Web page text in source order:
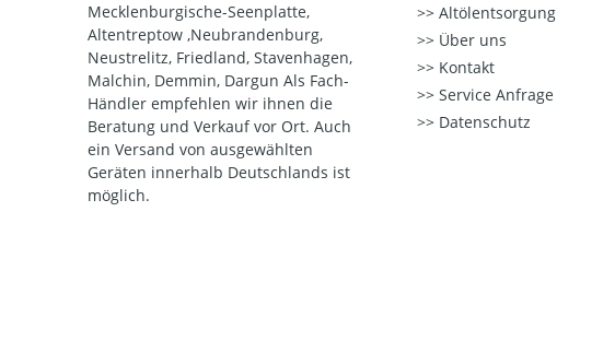
Mecklenburgische-Seenplatte,
Altentreptow ,Neubrandenburg,
Neustrelitz, Friedland, Stavenhagen,
Malchin, Demmin, Dargun Als Fach-
Händler empfehlen wir ihnen die
Beratung und Verkauf vor Ort. Auch
ein Versand von ausgewählten
Geräten innerhalb Deutschlands ist
möglich.
Altölentsorgung
Über uns
Kontakt
Service Anfrage
Datenschutz